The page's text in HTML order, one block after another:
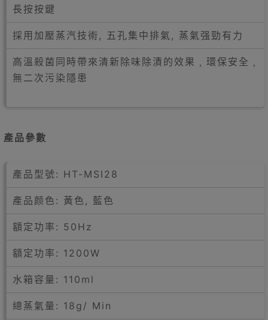
長按按鍵
採用加壓蒸汽技術, 五孔集中排氣, 蒸氣强勁有力
高溫殺菌同時帶來清新除味除漬的效果﹐環保安全﹐
無二次污染隱患
產品參數
產品型號: HT-MSI28
產品颜色: 黃色, 藍色
額定功率: 50Hz
額定功率: 1200W
水箱容量: 110ml
總蒸氣量: 18g/ Min